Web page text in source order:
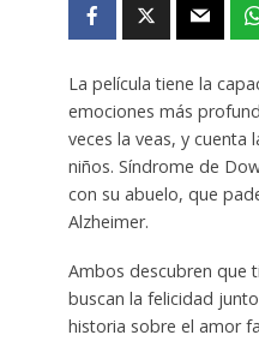
La película tiene la
emociones más
veces la veas, y cuenta
niños. Síndrome de
con su abuelo, que
Alzheimer.
Ambos descubren que
buscan la felicidad
historia sobre el amor